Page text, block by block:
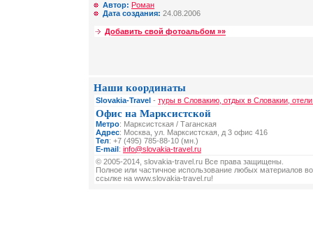
Автор: Роман
Дата создания: 24.08.2006
Добавить свой фотоальбом »»
Наши координаты
Slovakia-Travel - туры в Словакию, отдых в Словакии,
Офис на Марксистской
Метро: Марксистская / Таганская
Адрес: Москва, ул. Марксистская, д 3 офис 416
Тел: +7 (495) 785-88-10 (мн.)
E-mail: info@slovakia-travel.ru
© 2005-2014, slovakia-travel.ru Все права защищены.
Полное или частичное использование любых материалов
ссылке на www.slovakia-travel.ru!